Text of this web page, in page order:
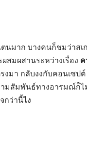
นมาก บางคนก็ชมว่าสเ
สมผสานระหว่างเรื่อง ค
มา กลับงงกับคอนเซป
สัมพันธ์ทางอารมณ์ก็ไม่
กว่านี้ไง